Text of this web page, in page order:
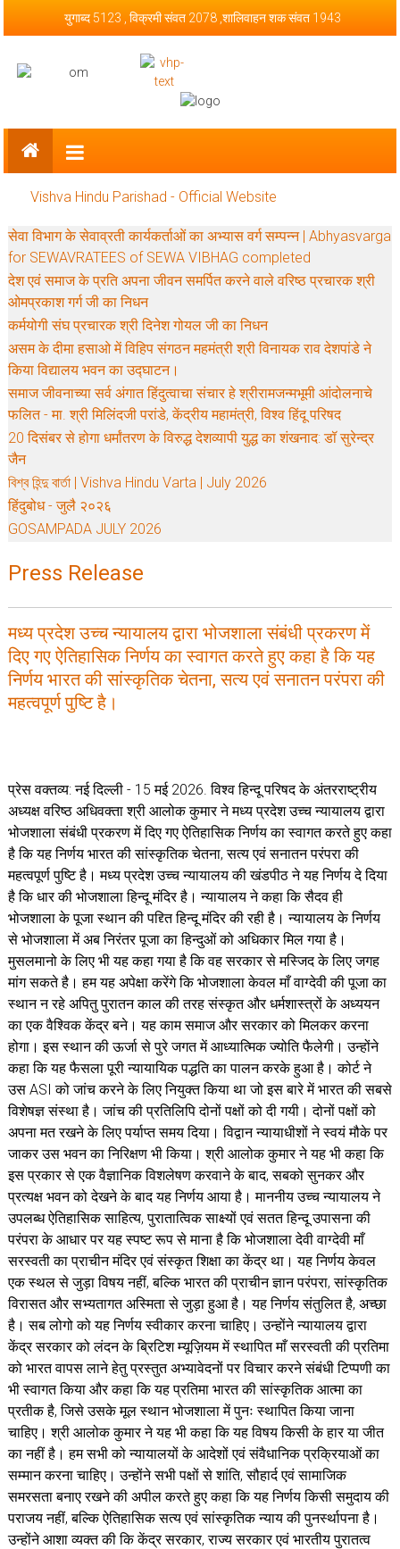
युगाब्द 5123 , विक्रमी संवत 2078 ,शालिवाहन शक संवत 1943
Vishva Hindu Parishad – Official
Website
Vishva Hindu Parishad - Official Website
सेवा विभाग के सेवाव्रती कार्यकर्ताओं का अभ्यास वर्ग सम्पन्न | Abhyasvarga
for SEWAVRATEES of SEWA VIBHAG completed
देश एवं समाज के प्रति अपना जीवन समर्पित करने वाले वरिष्ठ प्रचारक श्री
ओमप्रकाश गर्ग जी का निधन
कर्मयोगी संघ प्रचारक श्री दिनेश गोयल जी का निधन
असम के दीमा हसाओ में विहिप संगठन महमंत्री श्री विनायक राव देशपांडे ने
किया विद्यालय भवन का उद्घाटन।
समाज जीवनाच्या सर्व अंगात हिंदुत्वाचा संचार हे श्रीरामजन्मभूमी आंदोलनाचे
फलित - मा. श्री मिलिंदजी परांडे, केंद्रीय महामंत्री, विश्व हिंदू परिषद
20 दिसंबर से होगा धर्मांतरण के विरुद्ध देशव्यापी युद्ध का शंखनाद: डॉ सुरेन्द्र
जैन
বিশ্ব হিন্দু বার্তা | Vishva Hindu Varta | July 2026
हिंदुबोध - जुलै २०२६
GOSAMPADA JULY 2026
Press Release
मध्य प्रदेश उच्च न्यायालय द्वारा भोजशाला संबंधी प्रकरण में
दिए गए ऐतिहासिक निर्णय का स्वागत करते हुए कहा है कि यह
निर्णय भारत की सांस्कृतिक चेतना, सत्य एवं सनातन परंपरा की
महत्वपूर्ण पुष्टि है।
प्रेस वक्तव्य: नई दिल्ली - 15 मई 2026. विश्व हिन्दू परिषद के अंतरराष्ट्रीय
अध्यक्ष वरिष्ठ अधिवक्ता श्री आलोक कुमार ने मध्य प्रदेश उच्च न्यायालय द्वारा
भोजशाला संबंधी प्रकरण में दिए गए ऐतिहासिक निर्णय का स्वागत करते हुए कहा
है कि यह निर्णय भारत की सांस्कृतिक चेतना, सत्य एवं सनातन परंपरा की
महत्वपूर्ण पुष्टि है। मध्य प्रदेश उच्च न्यायालय की खंडपीठ ने यह निर्णय दे दिया
है कि धार की भोजशाला हिन्दू मंदिर है। न्यायालय ने कहा कि सैदव ही
भोजशाला के पूजा स्थान की पद्द्ति हिन्दू मंदिर की रही है। न्यायालय के निर्णय
से भोजशाला में अब निरंतर पूजा का हिन्दुओं को अधिकार मिल गया है।
मुसलमानो के लिए भी यह कहा गया है कि वह सरकार से मस्जिद के लिए जगह
मांग सकते है। हम यह अपेक्षा करेंगे कि भोजशाला केवल माँ वाग्देवी की पूजा का
स्थान न रहे अपितु पुरातन काल की तरह संस्कृत और धर्मशास्त्रों के अध्ययन
का एक वैश्विक केंद्र बने। यह काम समाज और सरकार को मिलकर करना
होगा। इस स्थान की ऊर्जा से पुरे जगत में आध्यात्मिक ज्योति फैलेगी। उन्होंने
कहा कि यह फैसला पूरी न्यायायिक पद्धति का पालन करके हुआ है। कोर्ट ने
उस ASI को जांच करने के लिए नियुक्त किया था जो इस बारे में भारत की सबसे
विशेषज्ञ संस्था है। जांच की प्रतिलिपि दोनों पक्षों को दी गयी। दोनों पक्षों को
अपना मत रखने के लिए पर्याप्त समय दिया। विद्वान न्यायाधीशों ने स्वयं मौके पर
जाकर उस भवन का निरिक्षण भी किया। श्री आलोक कुमार ने यह भी कहा कि
इस प्रकार से एक वैज्ञानिक विशलेषण करवाने के बाद, सबको सुनकर और
प्रत्यक्ष भवन को देखने के बाद यह निर्णय आया है। माननीय उच्च न्यायालय ने
उपलब्ध ऐतिहासिक साहित्य, पुरातात्विक साक्ष्यों एवं सतत हिन्दू उपासना की
परंपरा के आधार पर यह स्पष्ट रूप से माना है कि भोजशाला देवी वाग्देवी माँ
सरस्वती का प्राचीन मंदिर एवं संस्कृत शिक्षा का केंद्र था। यह निर्णय केवल
एक स्थल से जुड़ा विषय नहीं, बल्कि भारत की प्राचीन ज्ञान परंपरा, सांस्कृतिक
विरासत और सभ्यतागत अस्मिता से जुड़ा हुआ है। यह निर्णय संतुलित है, अच्छा
है। सब लोगो को यह निर्णय स्वीकार करना चाहिए। उन्होंने न्यायालय द्वारा
केंद्र सरकार को लंदन के ब्रिटिश म्यूज़ियम में स्थापित माँ सरस्वती की प्रतिमा
को भारत वापस लाने हेतु प्रस्तुत अभ्यावेदनों पर विचार करने संबंधी टिप्पणी का
भी स्वागत किया और कहा कि यह प्रतिमा भारत की सांस्कृतिक आत्मा का
प्रतीक है, जिसे उसके मूल स्थान भोजशाला में पुनः स्थापित किया जाना
चाहिए। श्री आलोक कुमार ने यह भी कहा कि यह विषय किसी के हार या जीत
का नहीं है। हम सभी को न्यायालयों के आदेशों एवं संवैधानिक प्रक्रियाओं का
सम्मान करना चाहिए। उन्होंने सभी पक्षों से शांति, सौहार्द एवं सामाजिक
समरसता बनाए रखने की अपील करते हुए कहा कि यह निर्णय किसी समुदाय की
पराजय नहीं, बल्कि ऐतिहासिक सत्य एवं सांस्कृतिक न्याय की पुनर्स्थापना है।
उन्होंने आशा व्यक्त की कि केंद्र सरकार, राज्य सरकार एवं भारतीय पुरातत्व